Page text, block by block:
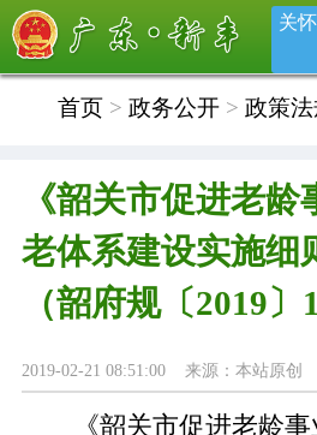
关
首页> 政务公开> 政策
《韶关市促进老
老体系建设实施细
（韶府规〔2019〕
2019-02-21 08:51:00 来源：本站原创
《韶关市促进老龄